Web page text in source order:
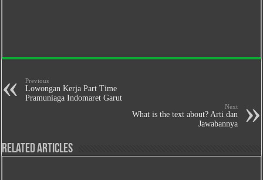
Previous
Lowongan Kerja Part Time
Pramuniaga Indomaret Garut
Next
What is the text about? Arti dan
Jawabannya
Related Articles